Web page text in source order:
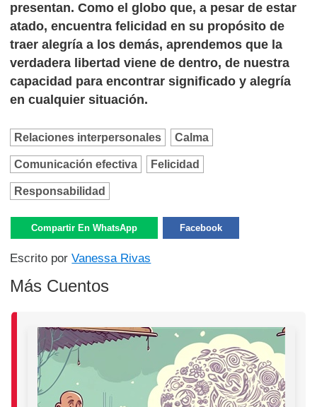
presentan. Como el globo que, a pesar de estar
atado, encuentra felicidad en su propósito de
traer alegría a los demás, aprendemos que la
verdadera libertad viene de dentro, de nuestra
capacidad para encontrar significado y alegría
en cualquier situación.
Relaciones interpersonales Calma
Comunicación efectiva Felicidad
Responsabilidad
Compartir En WhatsApp Facebook
Escrito porVanessa Rivas
Más Cuentos